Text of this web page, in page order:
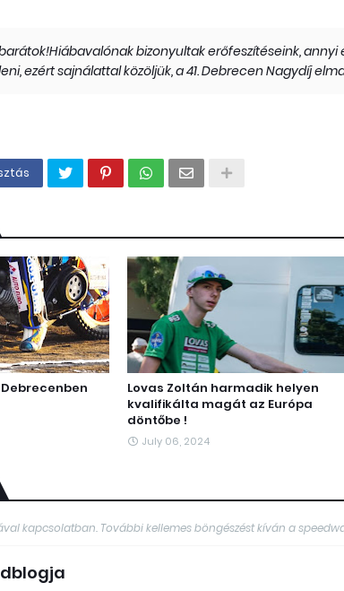
bizonyultak erőfeszítéseink,
ezért sajnálattal közöljük, a 41. Debrecen Nagydíj
Lovas Zoltán harmadik helyen
kvalifikálta magát az Európa
döntőbe !
July 06, 2024
kapcsolatban. További kellemes böngészést kíván a